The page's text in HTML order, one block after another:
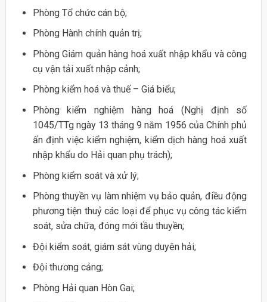
Phòng Tổ chức cán bộ;
Phòng Hành chính quản trị;
Phòng Giám quản hàng hoá xuất nhập khẩu và công
cụ vận tải xuất nhập cảnh;
Phòng kiểm hoá và thuế – Giá biểu;
Phòng kiểm nghiệm hàng hoá (Nghị định số
1045/TTg ngày 13 tháng 9 năm 1956 của Chính phủ
ấn định việc kiểm nghiệm, kiểm dịch hàng hoá xuất
nhập khẩu do Hải quan phụ trách);
Phòng kiểm soát và xử lý;
Phòng thuyền vụ làm nhiệm vụ bảo quản, điều động
phương tiện thuỷ các loại để phục vụ công tác kiểm
soát, sửa chữa, đóng mới tầu thuyền;
Đội kiểm soát, giám sát vùng duyên hải;
Đội thương cảng;
Phòng Hải quan Hòn Gai;